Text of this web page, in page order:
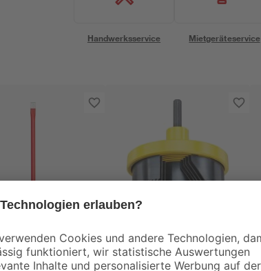
Handwerksservice Mietgeräteservice
25 x
kwb
Mehrkranzlochsäge Ø